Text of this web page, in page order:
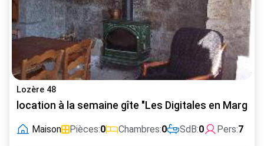
Lozère 48
location à la semaine gîte "Les Digitales en
Maison Pièces:0 Chambres:0 SdB:0 Pers:7